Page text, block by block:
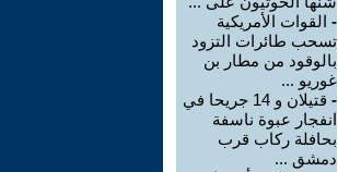
- القوات الأمريكية
تسحب طائرات التزود
بالوقود من مطار بن
غوريو ...
-
قتيلان و 14 جريحا في
انفجار عبوة ناسفة
بحافلة ركاب قرب
دمشق ...